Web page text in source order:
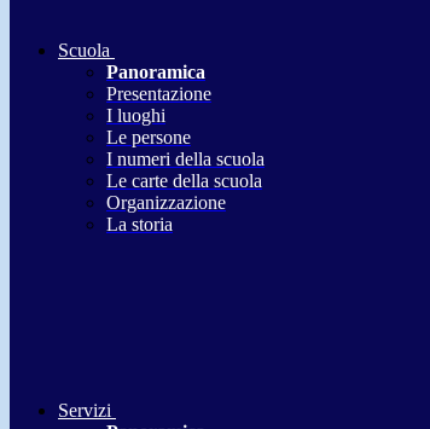
Scuola
Panoramica
Presentazione
I luoghi
Le persone
I numeri della scuola
Le carte della scuola
Organizzazione
La storia
Servizi